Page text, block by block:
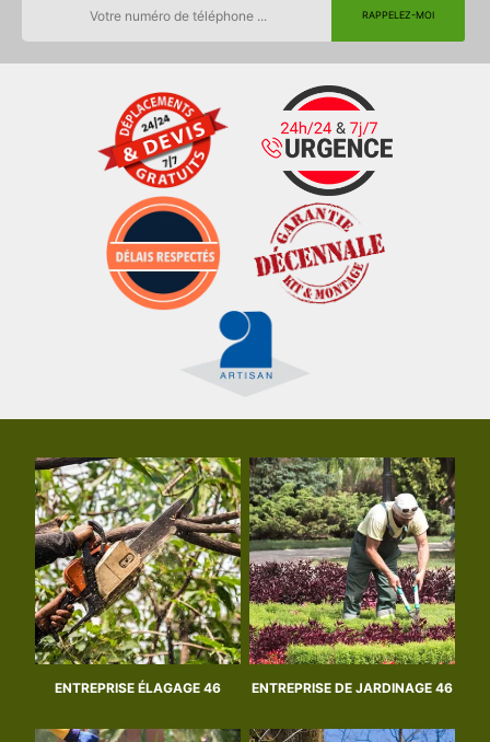
ENTREPRISE ÉLAGAGE 46 ENTREPRISE DE JARDINAGE 46